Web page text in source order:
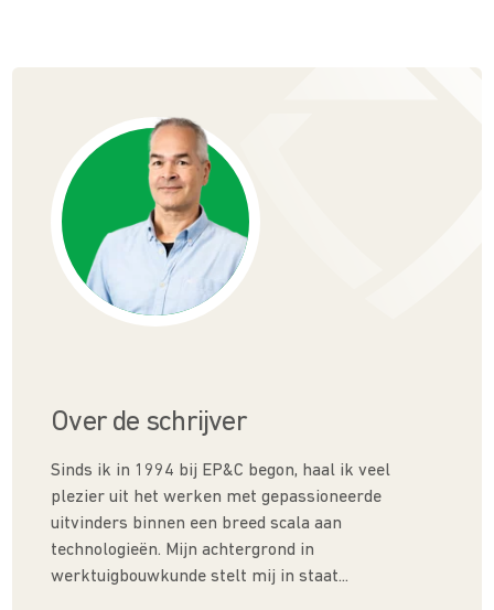
Over de schrijver
Sinds ik in 1994 bij EP&C begon, haal ik veel
plezier uit het werken met gepassioneerde
uitvinders binnen een breed scala aan
technologieën. Mijn achtergrond in
werktuigbouwkunde stelt mij in staat...